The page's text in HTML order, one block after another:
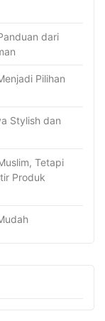
dari
Pilihan
Stylish dan
Tetapi
Produk